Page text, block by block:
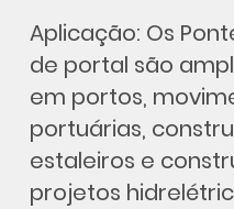
Aplicação: Os
de portal são
em portos,
portuárias,
estaleiros e
projetos